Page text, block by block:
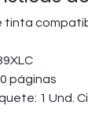
tinta
páginas
1 Und.